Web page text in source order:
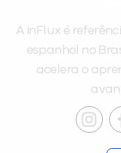
A inFlux é
espanhol no
acelera o